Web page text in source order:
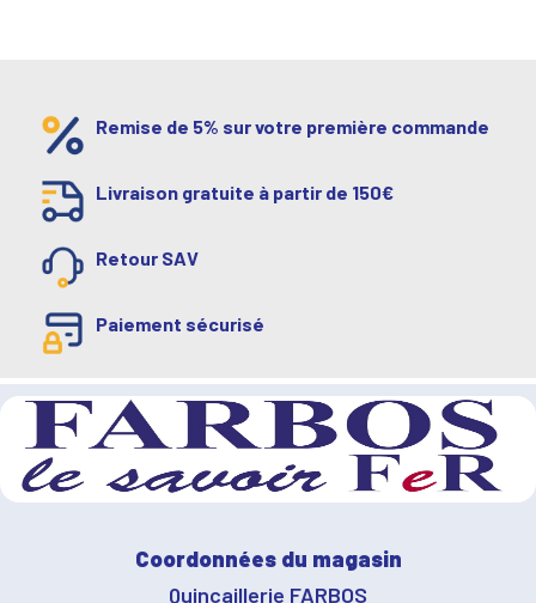
Remise de 5% sur votre première commande
Livraison gratuite à partir de 150€
Retour SAV
Paiement sécurisé
Coordonnées du magasin
Quincaillerie FARBOS